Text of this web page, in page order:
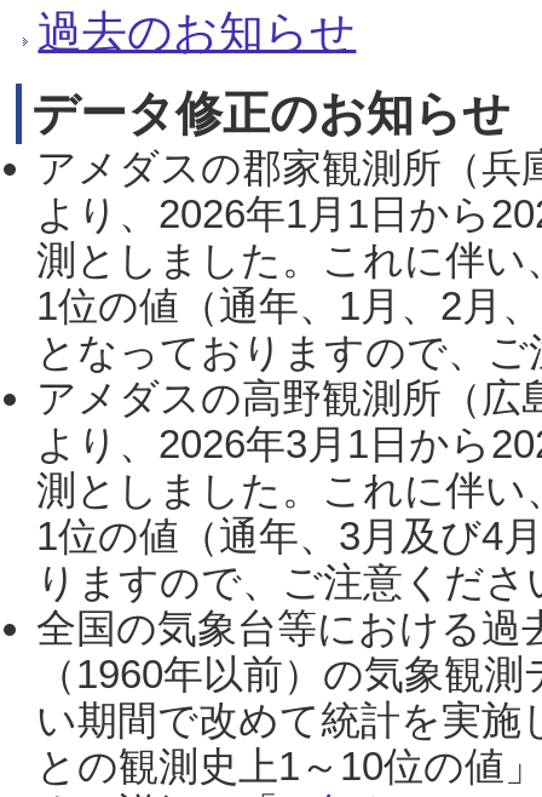
過去のお知らせ
データ修正のお知らせ
アメダスの郡家観測所（
より、2026年1月1日から
測としました。これに伴い
1位の値（通年、1月、2月
となっておりますので、
アメダスの高野観測所（
より、2026年3月1日から
測としました。これに伴い
1位の値（通年、3月及び4
りますので、ご注意くだ
全国の気象台等における過
（1960年以前）の気象観
い期間で改めて統計を実
との観測史上1～10位の値